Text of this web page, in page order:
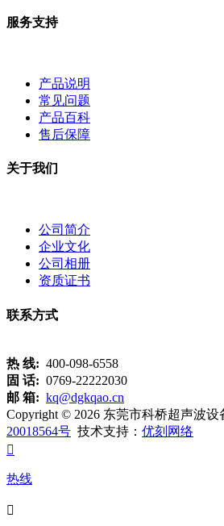
服务支持
产品说明
常见问题
产品百科
售后保障
关于我们
公司简介
企业文化
公司相册
资质证书
联系方式
热 线: 400-098-6558
固 话: 0769-22222030
邮 箱: kq@dgkqao.cn
Copyright © 2026 东莞市科桥超声波
20018564号 技术支持： 优刻网络

热线
